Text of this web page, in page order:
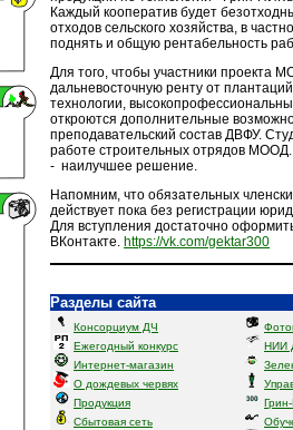
Каждый кооператив будет
отходов сельского хозяйства, в
поднять и общую рентабельность
Для того, чтобы участники проекта
дальневосточную ренту от
технологии,
откроются дополнительные
преподавательский состав ДВФУ.
работе строительных отрядов
- наилучшее решение.
Напомним, что обязательных
действует пока без регистрации
Для вступления достаточно
ВКонтакте. https://vk.com/gektar300
Разделы сайта
Консорциум ДЧ
Ежегодный конкурс
Интернет-магазин
О дождевых червях
Продукция
Сбытовая сеть
НИИ